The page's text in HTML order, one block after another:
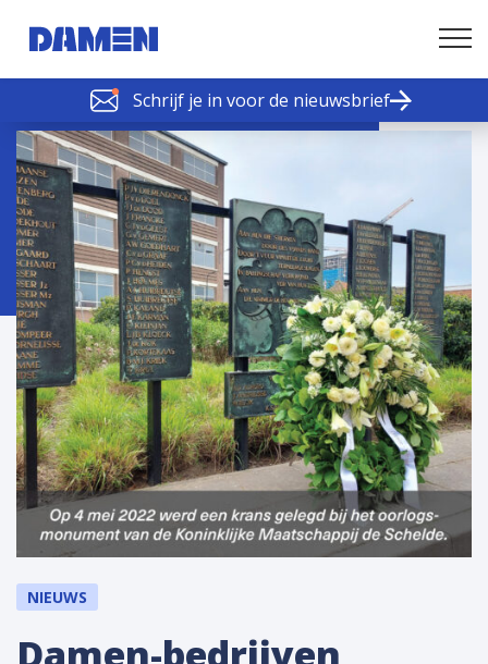
Schrijf je in voor de nieuwsbrief
SCHELDE SCHAKELS
Nieuws of tips
NIEUWS